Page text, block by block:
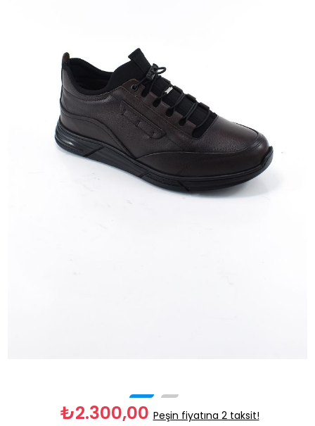
₺2.300,00 Peşin fiyatına 2 taksit!